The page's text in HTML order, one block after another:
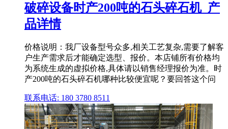
破碎设备时产200吨的石头碎石机_产
品详情
价格说明：我厂设备型号众多,相关工艺复杂,需要了解客
户生产需求后才能确定选型、报价。本店铺所有价格均
为系统生成的虚拟价格,具体请以销售经理报价为准。时
产200吨的石头碎石机哪种比较便宜呢？要回答这个问
联系电话: 180 3780 8511